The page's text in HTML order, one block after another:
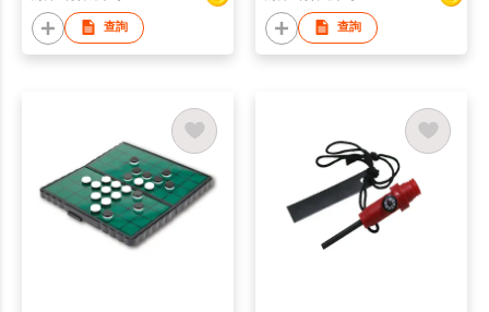
查詢 查詢